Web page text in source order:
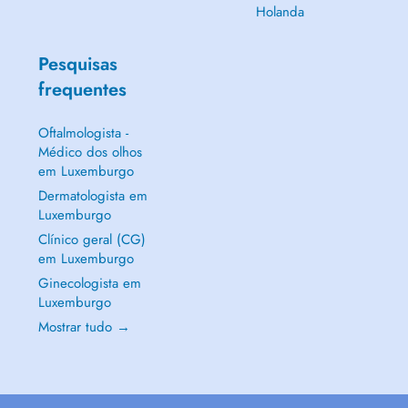
Holanda
Pesquisas
frequentes
Oftalmologista -
Médico dos olhos
em Luxemburgo
Dermatologista em
Luxemburgo
Clínico geral (CG)
em Luxemburgo
Ginecologista em
Luxemburgo
Mostrar tudo →